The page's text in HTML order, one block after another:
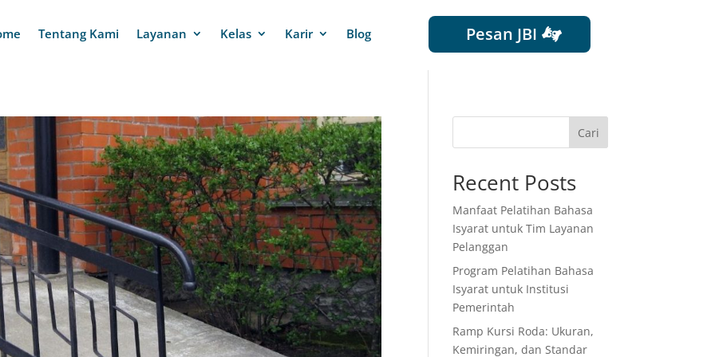
Tentang Kami Layanan Kelas Karir Blog Pesan JBI
Cari
Recent Posts
Manfaat Pelatihan Bahasa
Isyarat untuk Tim Layanan
Pelanggan
Program Pelatihan Bahasa
Isyarat untuk Institusi
Pemerintah
Ramp Kursi Roda: Ukuran,
Kemiringan, dan Standar